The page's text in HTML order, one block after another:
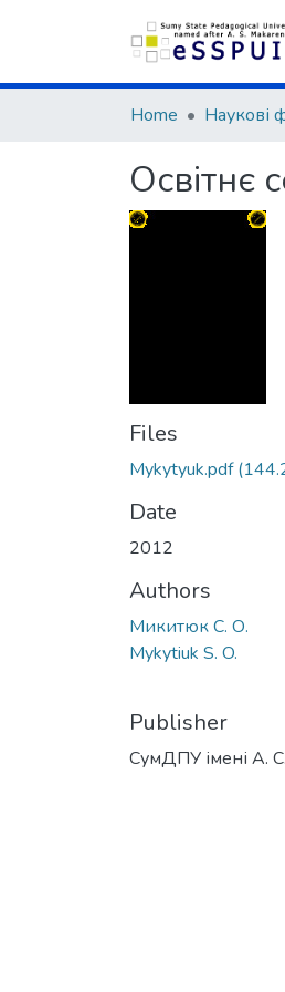
Home
Освітнє
Files
Mykytyuk.pdf
Date
2012
Authors
Микитюк С. О.
Mykytiuk S. O.
Publisher
СумДПУ імені А.